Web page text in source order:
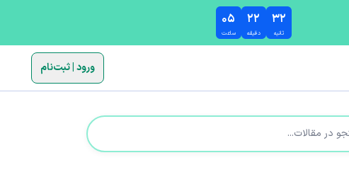
۰۵
ساعت
۲۲
دقیقه
۳۱
ثانیه
ورود | ثبت‌نام